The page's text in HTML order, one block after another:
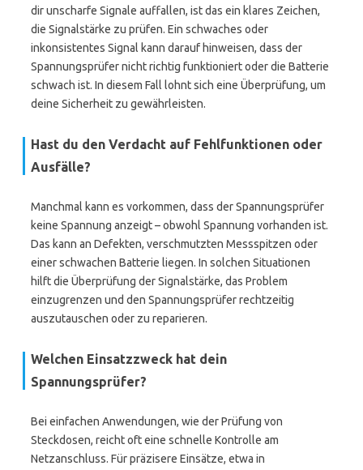
dir unscharfe Signale auffallen, ist das ein klares Zeichen,
die Signalstärke zu prüfen. Ein schwaches oder
inkonsistentes Signal kann darauf hinweisen, dass der
Spannungsprüfer nicht richtig funktioniert oder die Batterie
schwach ist. In diesem Fall lohnt sich eine Überprüfung, um
deine Sicherheit zu gewährleisten.
Hast du den Verdacht auf Fehlfunktionen oder
Ausfälle?
Manchmal kann es vorkommen, dass der Spannungsprüfer
keine Spannung anzeigt – obwohl Spannung vorhanden ist.
Das kann an Defekten, verschmutzten Messspitzen oder
einer schwachen Batterie liegen. In solchen Situationen
hilft die Überprüfung der Signalstärke, das Problem
einzugrenzen und den Spannungsprüfer rechtzeitig
auszutauschen oder zu reparieren.
Welchen Einsatzzweck hat dein
Spannungsprüfer?
Bei einfachen Anwendungen, wie der Prüfung von
Steckdosen, reicht oft eine schnelle Kontrolle am
Netzanschluss. Für präzisere Einsätze, etwa in